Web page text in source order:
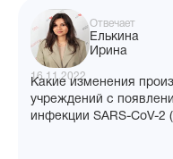
Отвечает
Елькина
Ирина
16.11.2022
Какие изменения
учреждений с
инфекции SARS-CoV-2